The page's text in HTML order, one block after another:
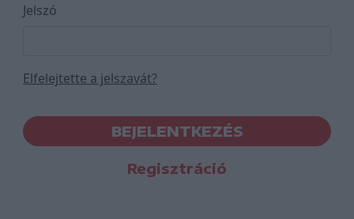
Jelszó
Elfelejtette a jelszavát?
BEJELENTKEZÉS
Regisztráció